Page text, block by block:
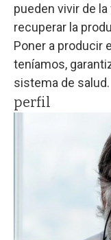
pueden vivir de
recuperar la
Poner a producir
teníamos,
sistema de salud.
perfil